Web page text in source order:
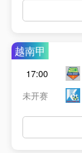
越南甲
17:00
未开赛